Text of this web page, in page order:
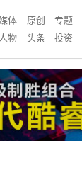
体 原创 专题
人物 头条 投资